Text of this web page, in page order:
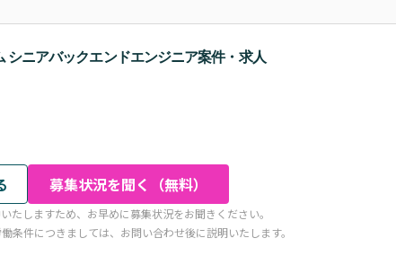
シニアバックエンドエンジニア案件・求人
募集状況を聞く（無料）
たしますため、お早めに募集状況をお聞きください。
条件につきましては、お問い合わせ後に説明いたします。